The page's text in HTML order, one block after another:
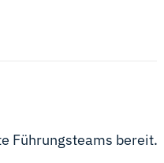
Führungsteams bereit.